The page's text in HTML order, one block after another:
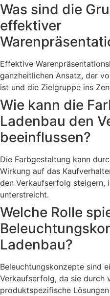
Was sind die
effektiver
Effektive
ganzheitlichen Ansatz, der
ist und die Zielgruppe ins
Wie kann die
Ladenbau den
beeinflussen?
Die Farbgestaltung kann
Wirkung auf das
den Verkaufserfolg steigern,
unterstreicht.
Welche Rolle
Ladenbau?
Beleuchtungskonzepte sind
Verkaufserfolg, da sie durch
produktspezifische